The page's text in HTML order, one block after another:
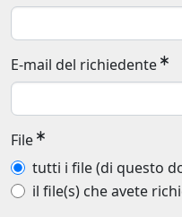
E-mail del richiedente
File
tutti i file (di questo
il file(s) che avete